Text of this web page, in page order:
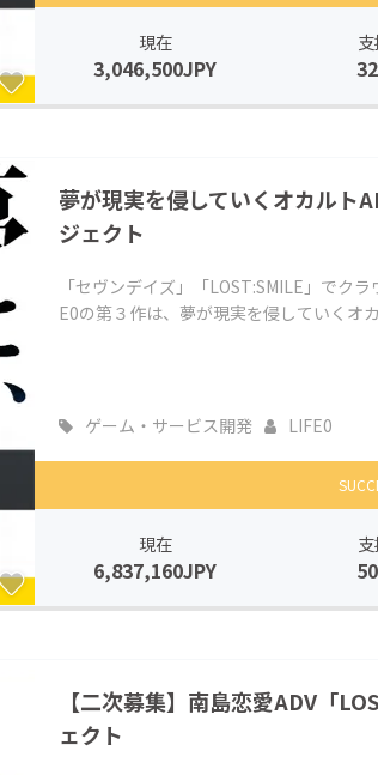
現在
3,046,500JPY
夢が現実を侵していくオカル
ジェクト
「セヴンデイズ」「LOST:SMILE」でク
E0の第３作は、夢が現実を侵していくオ
ゲーム・サービス開発 LIFE0
現在
6,837,160JPY
【二次募集】南島恋愛ADV「
ェクト